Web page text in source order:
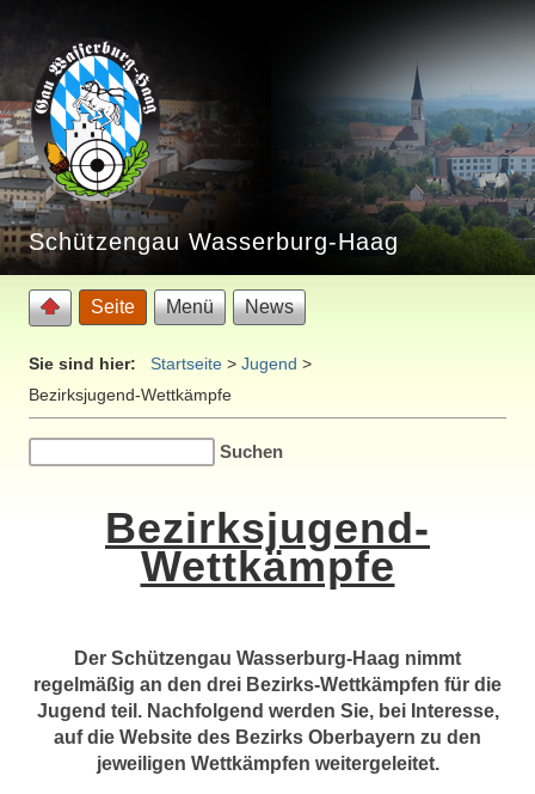
Schützengau Wasserburg-Haag
Seite Menü News
Sie sind hier: Startseite > Jugend >
Bezirksjugend-Wettkämpfe
Bezirksjugend-
Wettkämpfe
Der Schützengau Wasserburg-Haag nimmt
regelmäßig an den drei Bezirks-Wettkämpfen für die
Jugend teil. Nachfolgend werden Sie, bei Interesse,
auf die Website des Bezirks Oberbayern zu den
jeweiligen Wettkämpfen weitergeleitet.